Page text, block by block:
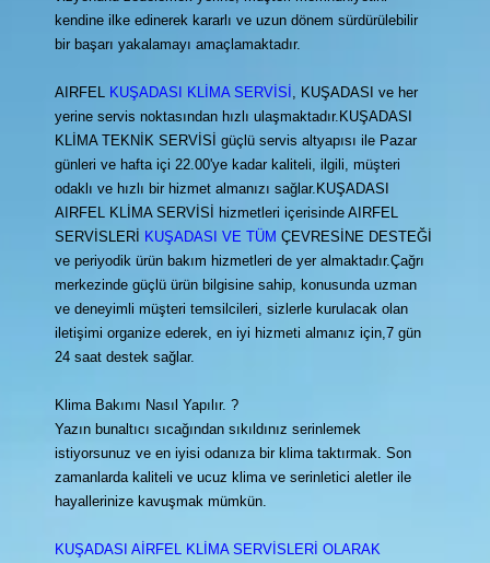
kendine ilke edinerek kararlı ve uzun dönem sürdürülebilir
bir başarı yakalamayı amaçlamaktadır.
AIRFEL KUŞADASI KLİMA SERVİSİ
, KUŞADASI ve her
yerine servis noktasından hızlı ulaşmaktadır.KUŞADASI
KLİMA TEKNİK SERVİSİ güçlü servis altyapısı ile Pazar
günleri ve hafta içi 22.00'ye kadar kaliteli, ilgili, müşteri
odaklı ve hızlı bir hizmet almanızı sağlar.KUŞADASI
AIRFEL KLİMA SERVİSİ hizmetleri içerisinde AIRFEL
SERVİSLERİ
KUŞADASI VE TÜM ÇEVRESİNE DESTEĞİ
ve periyodik ürün bakım hizmetleri de yer almaktadır.Çağrı
merkezinde güçlü ürün bilgisine sahip, konusunda uzman
ve deneyimli müşteri temsilcileri, sizlerle kurulacak olan
iletişimi organize ederek, en iyi hizmeti almanız için,7 gün
24 saat destek sağlar.
Klima Bakımı Nasıl Yapılır. ?
Yazın bunaltıcı sıcağından sıkıldınız serinlemek
istiyorsunuz ve en iyisi odanıza bir klima taktırmak. Son
zamanlarda kaliteli ve ucuz klima ve serinletici aletler ile
hayallerinize kavuşmak mümkün.
KUŞADASI AİRFEL KLİMA SERVİSLERİ OLARAK